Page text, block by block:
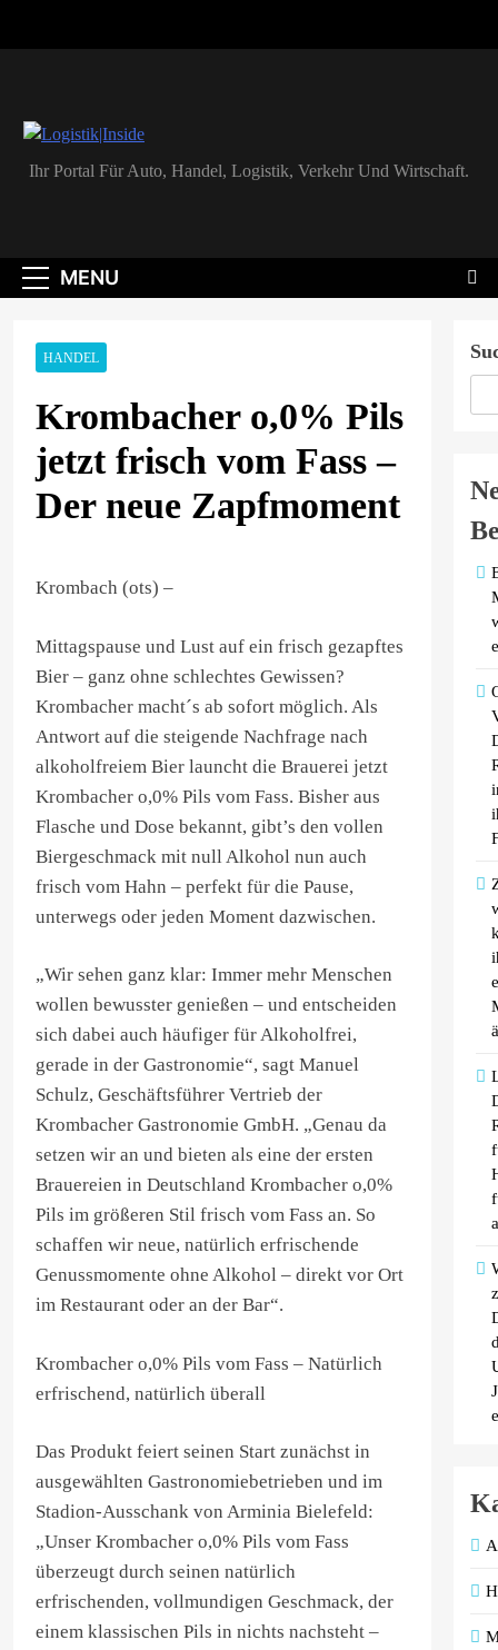
Logistik|Inside
Ihr Portal Für Auto, Handel, Logistik, Verkehr Und Wirtschaft.
MENU
HANDEL
Krombacher o,0% Pils
jetzt frisch vom Fass –
Der neue Zapfmoment
Krombach (ots) –
Mittagspause und Lust auf ein frisch gezapftes
Bier – ganz ohne schlechtes Gewissen?
Krombacher macht´s ab sofort möglich. Als
Antwort auf die steigende Nachfrage nach
alkoholfreiem Bier launcht die Brauerei jetzt
Krombacher o,0% Pils vom Fass. Bisher aus
Flasche und Dose bekannt, gibt’s den vollen
Biergeschmack mit null Alkohol nun auch
frisch vom Hahn – perfekt für die Pause,
unterwegs oder jeden Moment dazwischen.
„Wir sehen ganz klar: Immer mehr Menschen
wollen bewusster genießen – und entscheiden
sich dabei auch häufiger für Alkoholfrei,
gerade in der Gastronomie“, sagt Manuel
Schulz, Geschäftsführer Vertrieb der
Krombacher Gastronomie GmbH. „Genau da
setzen wir an und bieten als eine der ersten
Brauereien in Deutschland Krombacher o,0%
Pils im größeren Stil frisch vom Fass an. So
schaffen wir neue, natürlich erfrischende
Genussmomente ohne Alkohol – direkt vor Ort
im Restaurant oder an der Bar“.
Krombacher o,0% Pils vom Fass – Natürlich
erfrischend, natürlich überall
Das Produkt feiert seinen Start zunächst in
ausgewählten Gastronomiebetrieben und im
Stadion-Ausschank von Arminia Bielefeld:
„Unser Krombacher o,0% Pils vom Fass
überzeugt durch seinen natürlich
erfrischenden, vollmundigen Geschmack, der
einem klassischen Pils in nichts nachsteht –